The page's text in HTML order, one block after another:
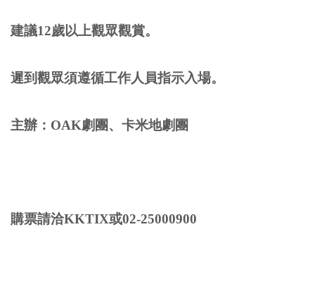
建議12歲以上觀眾觀賞。
遲到觀眾須遵循工作人員指示入場。
主辦：OAK劇團、卡米地劇團
購票請洽KKTIX或02-25000900